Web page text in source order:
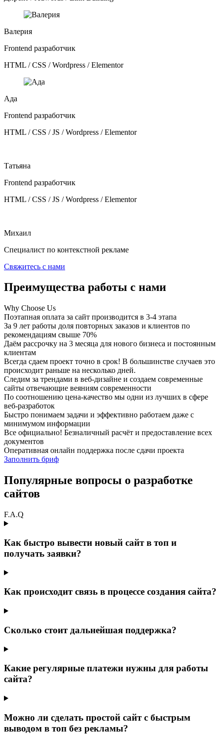
Валерия
Frontend разработчик
HTML / CSS / Wordpress / Elementor
Ада
Frontend разработчик
HTML / CSS / JS / Wordpress / Elementor
Татьяна
Frontend разработчик
HTML / CSS / JS / Wordpress / Elementor
Михаил
Специалист по контекстной рекламе
Свяжитесь с нами
Преимущества работы с нами
Why Choose Us
Поэтапная оплата за сайт производится в 3-4 этапа
За 9 лет работы доля повторных заказов и клиентов по
рекомендациям свыше 70%
Даём рассрочку на 3 месяца для нового бизнеса и постоянным
клиентам
Всегда сдаем проект точно в срок! В большинстве случаев это
происходит раньше на несколько дней.
Следим за трендами в веб-дизайне и создаем современные
сайты отвечающие веяниям современности
По соотношению цена-качество мы одни из лучших в сфере
веб-разработок
Быстро понимаем задачи и эффективно работаем даже с
минимумом информации
Все официально! Безналичный расчёт и предоставление всех
документов
Оперативная онлайн поддержка после сдачи проекта
Заполнить бриф
Популярные вопросы о разработке
сайтов
F.A.Q
Как быстро вывести новый сайт в топ и
получать заявки?
Как происходит связь в процессе создания сайта?
Сколько стоит дальнейшая поддержка?
Какие регулярные платежи нужны для работы
сайта?
Можно ли сделать простой сайт с быстрым
выводом в топ без рекламы?